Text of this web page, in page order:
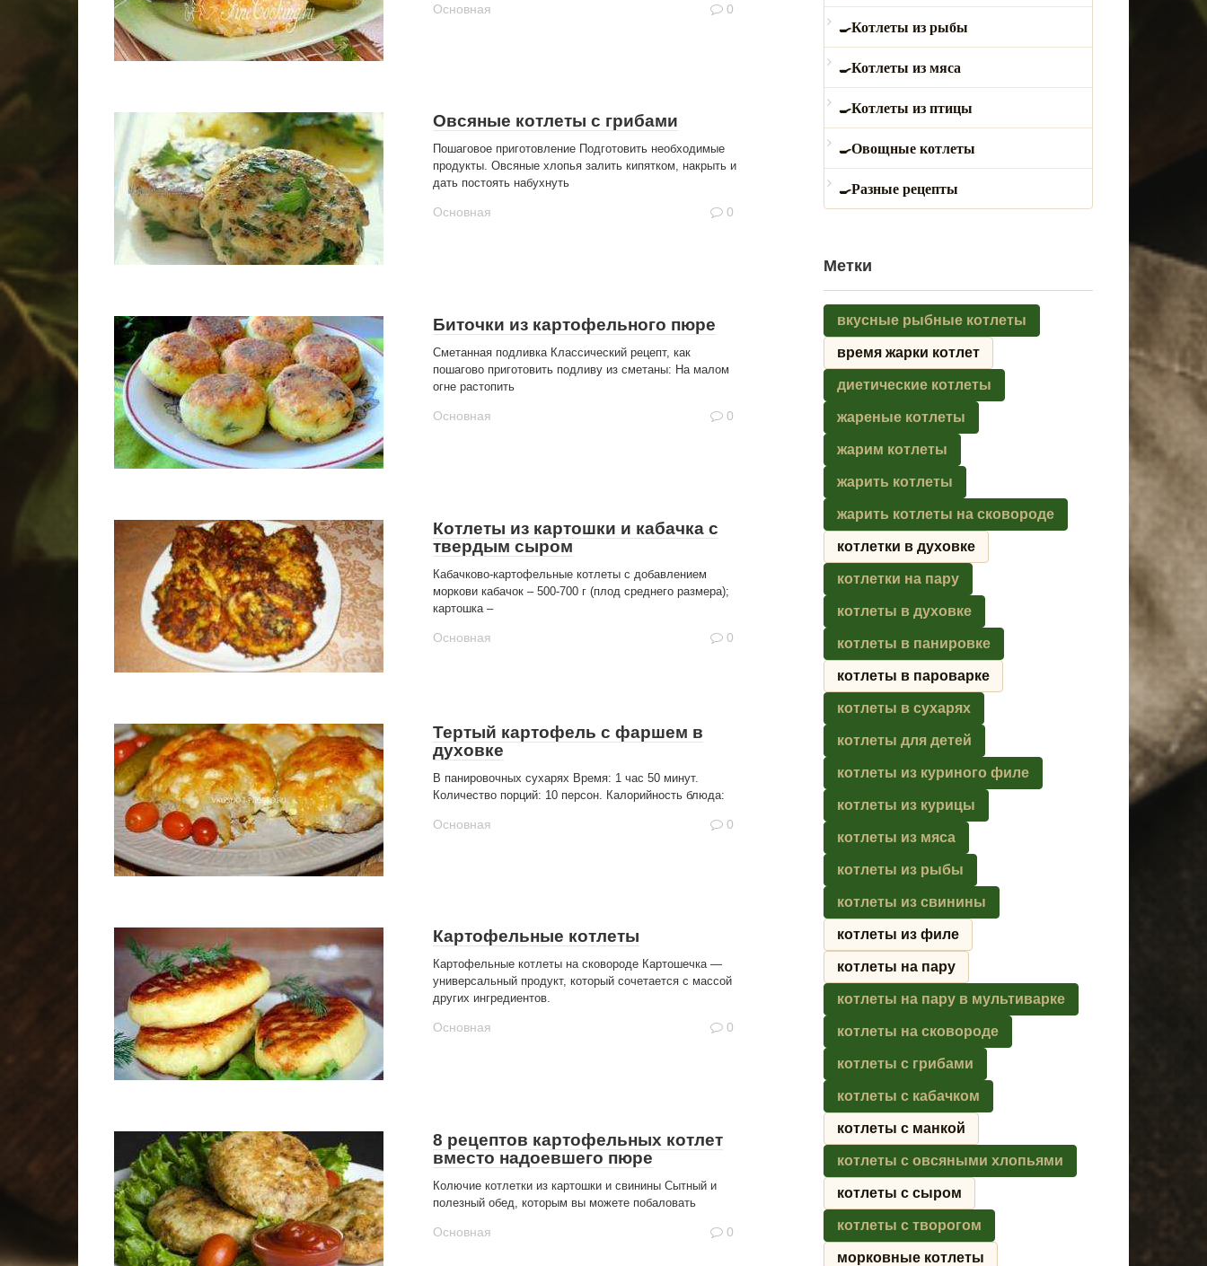
Основная 0
Овсяные котлеты с грибами
Пошаговое приготовление Подготовить необходимые
продукты. Овсяные хлопья залить кипятком, накрыть и
дать постоять набухнуть
Основная 0
Биточки из картофельного пюре
Сметанная подливка Классический рецепт, как
пошагово приготовить подливу из сметаны: На малом
огне растопить
Основная 0
Котлеты из картошки и кабачка с
твердым сыром
Кабачково-картофельные котлеты с добавлением
моркови кабачок – 500-700 г (плод среднего размера);
картошка –
Основная 0
Тертый картофель с фаршем в
духовке
В панировочных сухарях Время: 1 час 50 минут.
Количество порций: 10 персон. Калорийность блюда:
Основная 0
Картофельные котлеты
Картофельные котлеты на сковороде Картошечка —
универсальный продукт, который сочетается с массой
других ингредиентов.
Основная 0
8 рецептов картофельных котлет
вместо надоевшего пюре
Колючие котлетки из картошки и свинины Сытный и
полезный обед, которым вы можете побаловать
Основная 0
Котлеты из рыбы
Котлеты из мяса
Котлеты из птицы
Овощные котлеты
Разные рецепты
Метки
вкусные рыбные котлеты
время жарки котлет
диетические котлеты
жареные котлеты
жарим котлеты
жарить котлеты
жарить котлеты на сковороде
котлетки в духовке
котлетки на пару
котлеты в духовке
котлеты в панировке
котлеты в пароварке
котлеты в сухарях
котлеты для детей
котлеты из куриного филе
котлеты из курицы
котлеты из мяса
котлеты из рыбы
котлеты из свинины
котлеты из филе
котлеты на пару
котлеты на пару в мультиварке
котлеты на сковороде
котлеты с грибами
котлеты с кабачком
котлеты с манкой
котлеты с овсяными хлопьями
котлеты с сыром
котлеты с творогом
морковные котлеты